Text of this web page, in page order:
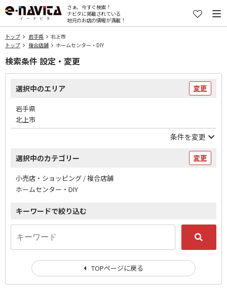
さぁ、今すぐ検索！
ナビタに掲載されている
地元のお店の情報が満載！
トップ 岩手県
北上市
トップ
複合店舗 ホームセンター・DIY
検索条件 設定・変更
選択中のエリア 変更
岩手県
北上市
条件を変更
選択中のカテゴリー 変更
小売店・ショッピング / 複合店舗
ホームセンター・DIY
キーワードで絞り込む
TOPページに戻る